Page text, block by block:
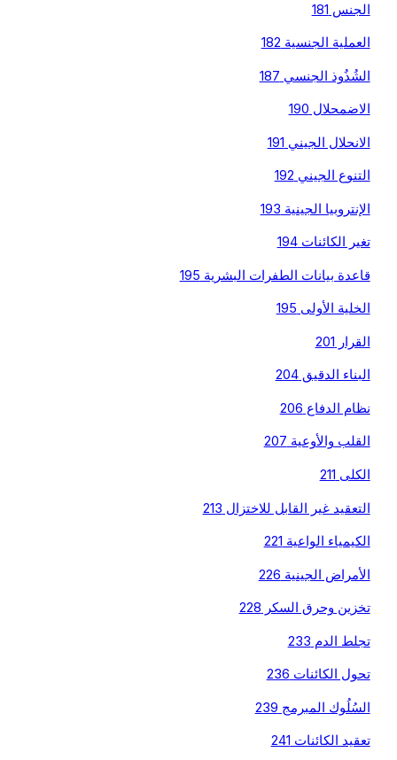
الجنس 181
العملية الجنسية 182
الشُذُوذ الجنسي 187
الاضمحلال 190
الانحلال الجيني 191
التنوع الجيني 192
الإنتروبيا الجينية 193
تغير الكائنات 194
قاعدة بيانات الطفرات البشرية 195
الخلية الأولى 195
القرار 201
البناء الدقيق 204
نظام الدفاع 206
القلب والأوعية 207
الكلى 211
التعقيد غير القابل للاختزال 213
الكيمياء الواعية 221
الأمراض الجينية 226
تخزين وحرق السكر 228
تجلط الدم 233
تحول الكائنات 236
السُلُوك المبرمج 239
تعقيد الكائنات 241